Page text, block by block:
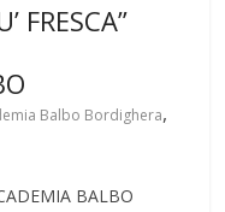
FRESCA”
Balbo Bordighera,
BALBO